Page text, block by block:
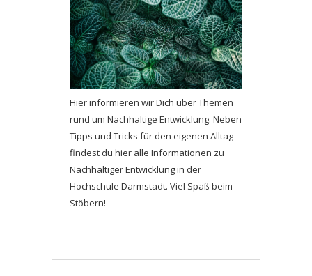
Hier informieren wir Dich über Themen
rund um Nachhaltige Entwicklung. Neben
Tipps und Tricks für den eigenen Alltag
findest du hier alle Informationen zu
Nachhaltiger Entwicklung in der
Hochschule Darmstadt. Viel Spaß beim
Stöbern!